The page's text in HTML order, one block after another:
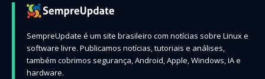
SempreUpdate é um site brasileiro com notícias sobre Linux e
software livre. Publicamos notícias, tutoriais e análises,
também cobrimos segurança, Android, Apple, Windows, IA e
hardware.